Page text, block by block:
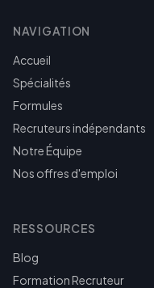
NAVIGATION
Accueil
Spécialités
Formules
Recruteurs indépendants
Notre Équipe
Nos offres d'emploi
RESSOURCES
Blog
Formation Recruteur